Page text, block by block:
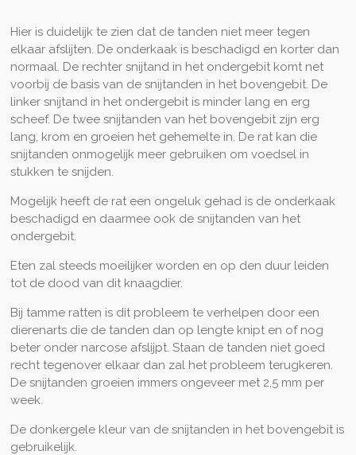
Hier is duidelijk te zien dat de tanden niet meer tegen
elkaar afslijten. De onderkaak is beschadigd en korter dan
normaal. De rechter snijtand in het ondergebit komt net
voorbij de basis van de snijtanden in het bovengebit. De
linker snijtand in het ondergebit is minder lang en erg
scheef. De twee snijtanden van het bovengebit zijn erg
lang, krom en groeien het gehemelte in. De rat kan die
snijtanden onmogelijk meer gebruiken om voedsel in
stukken te snijden.
Mogelijk heeft de rat een ongeluk gehad is de onderkaak
beschadigd en daarmee ook de snijtanden van het
ondergebit.
Eten zal steeds moeilijker worden en op den duur leiden
tot de dood van dit knaagdier.
Bij tamme ratten is dit probleem te verhelpen door een
dierenarts die de tanden dan op lengte knipt en of nog
beter onder narcose afslijpt. Staan de tanden niet goed
recht tegenover elkaar dan zal het probleem terugkeren.
De snijtanden groeien immers ongeveer met 2,5 mm per
week.
De donkergele kleur van de snijtanden in het bovengebit is
gebruikelijk.